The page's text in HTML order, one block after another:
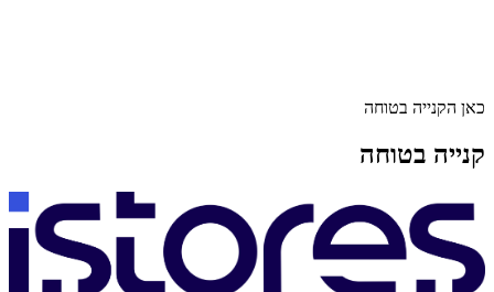
כאן הקנייה בטוחה
קנייה בטוחה